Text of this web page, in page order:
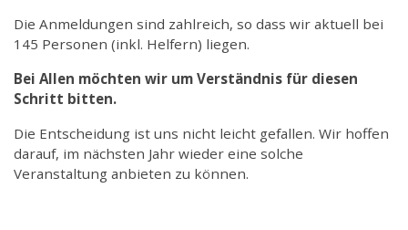
Die Anmeldungen sind zahlreich, so dass wir aktuell bei
145 Personen (inkl. Helfern) liegen.
Bei Allen möchten wir um Verständnis für diesen
Schritt bitten.
Die Entscheidung ist uns nicht leicht gefallen. Wir hoffen
darauf, im nächsten Jahr wieder eine solche
Veranstaltung anbieten zu können.